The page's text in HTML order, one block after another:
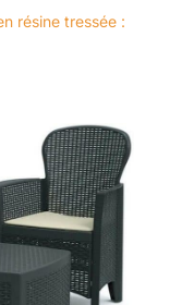
offrant
résine tressée :